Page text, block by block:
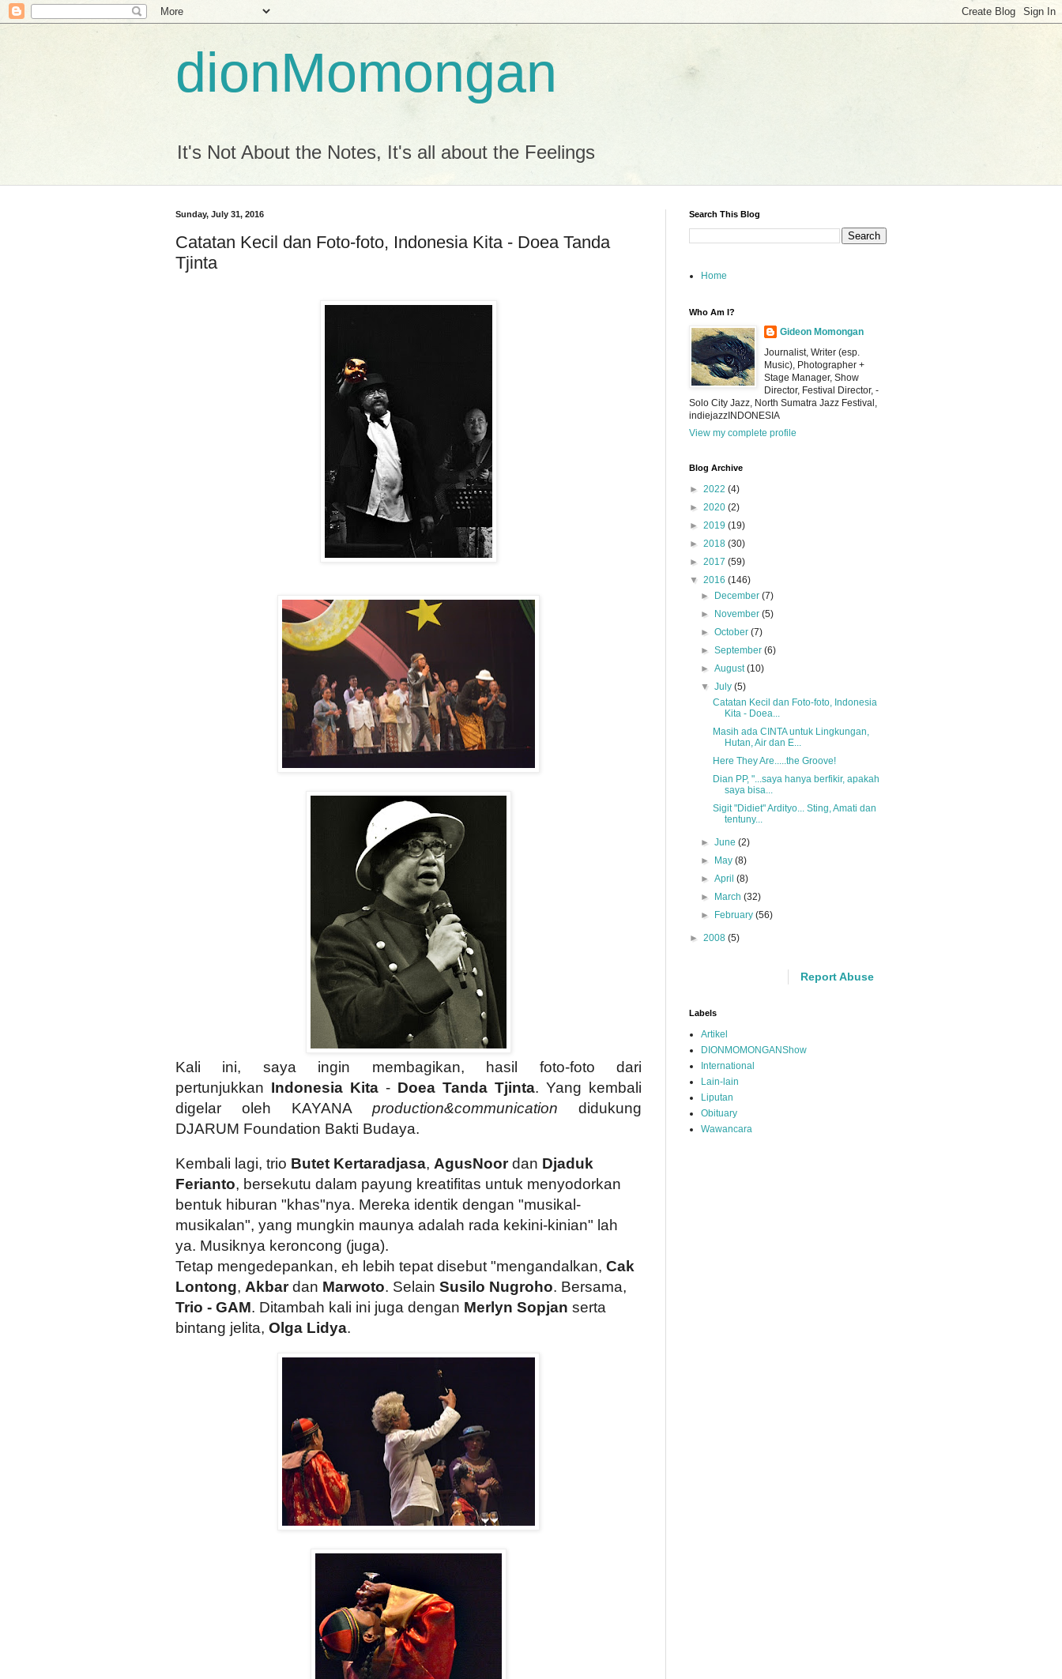
dionMomongan
It's Not About the Notes, It's all about the Feelings
Sunday, July 31, 2016
Catatan Kecil dan Foto-foto, Indonesia Kita - Doea Tanda
Tjinta
Kali ini, saya ingin membagikan, hasil foto-foto dari
pertunjukkan Indonesia Kita - Doea Tanda Tjinta. Yang kembali
digelar oleh KAYANA production&communication didukung
DJARUM Foundation Bakti Budaya.
Kembali lagi, trio Butet Kertaradjasa, AgusNoor dan Djaduk
Ferianto, bersekutu dalam payung kreatifitas untuk menyodorkan
bentuk hiburan "khas"nya. Mereka identik dengan "musikal-
musikalan", yang mungkin maunya adalah rada kekini-kinian" lah
ya. Musiknya keroncong (juga).
Tetap mengedepankan, eh lebih tepat disebut "mengandalkan, Cak
Lontong, Akbar dan Marwoto. Selain Susilo Nugroho. Bersama,
Trio - GAM. Ditambah kali ini juga dengan Merlyn Sopjan serta
bintang jelita, Olga Lidya.
Search This Blog
Home
Who Am I?
Gideon Momongan
Journalist, Writer (esp.
Music), Photographer +
Stage Manager, Show
Director, Festival Director, -
Solo City Jazz, North Sumatra Jazz Festival,
indiejazzINDONESIA
View my complete profile
Blog Archive
► 2022 (4)
► 2020 (2)
► 2019 (19)
► 2018 (30)
► 2017 (59)
▼ 2016 (146)
►
December(7)
►
November(5)
►October(7)
►September(6)
►August(10)
▼July(5)
Catatan Kecil dan Foto-foto, Indonesia
Kita - Doea...
Masih ada CINTA untuk Lingkungan,
Hutan, Air dan E...
Here They Are.....the Groove!
Dian PP, "...saya hanya berfikir, apakah
saya bisa...
Sigit "Didiet" Ardityo... Sting, Amati dan
tentuny...
►June(2)
►
May(8)
►April(8)
►
March(32)
►
February(56)
► 2008 (5)
Report Abuse
Labels
Artikel
DIONMOMONGANShow
International
Lain-lain
Liputan
Obituary
Wawancara